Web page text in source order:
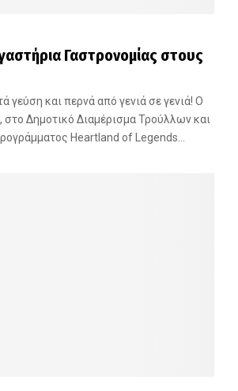
Γαστρονομίας στους
γεύση και περνά από γενιά σε γενιά! Ο
Δημοτικό Διαμέρισμα Τρούλλων και
Heartland of Legends...